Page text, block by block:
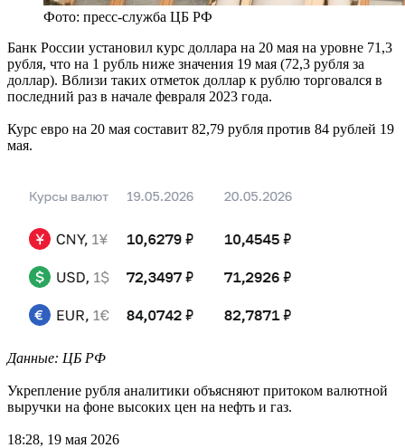
Фото: пресс-служба ЦБ РФ
Банк России установил курс доллара на 20 мая на уровне 71,3
рубля, что на 1 рубль ниже значения 19 мая (72,3 рубля за
доллар). Вблизи таких отметок доллар к рублю торговался в
последний раз в начале февраля 2023 года.
Курс евро на 20 мая составит 82,79 рубля против 84 рублей 19
мая.
Данные: ЦБ РФ
Укрепление рубля аналитики объясняют притоком валютной
выручки на фоне высоких цен на нефть и газ.
18:28, 19 мая 2026